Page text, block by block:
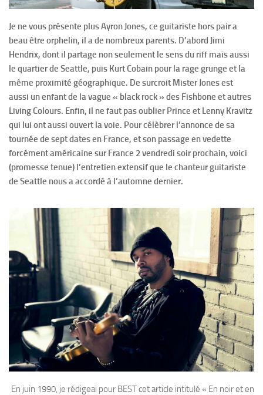
Je ne vous présente plus Ayron Jones, ce guitariste hors pair a
beau être orphelin, il a de nombreux parents. D’abord Jimi
Hendrix, dont il partage non seulement le sens du riff mais aussi
le quartier de Seattle, puis Kurt Cobain pour la rage grunge et la
même proximité géographique. De surcroit Mister Jones est
aussi un enfant de la vague « black rock » des Fishbone et autres
Living Colours. Enfin, il ne faut pas oublier Prince et Lenny Kravitz
qui lui ont aussi ouvert la voie. Pour célèbrer l’annonce de sa
tournée de sept dates en France, et son passage en vedette
forcément américaine sur France 2 vendredi soir prochain, voici
(promesse tenue) l’entretien extensif que le chanteur guitariste
de Seattle nous a accordé à l’automne dernier.
En juin 1990, je rédigeai pour BEST cet article intitulé « En noir et en